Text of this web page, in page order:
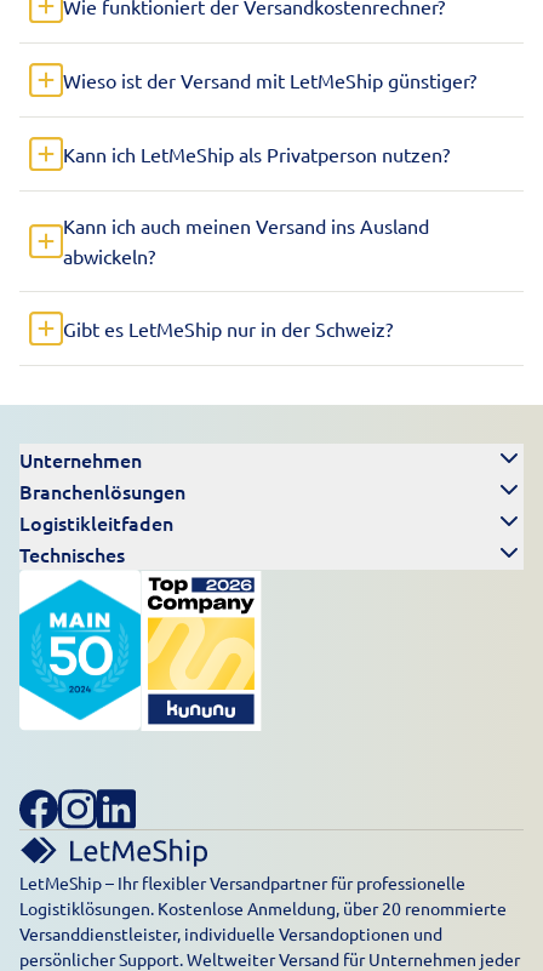
Wie funktioniert der Versandkostenrechner?
Wieso ist der Versand mit LetMeShip günstiger?
Kann ich LetMeShip als Privatperson nutzen?
Kann ich auch meinen Versand ins Ausland
abwickeln?
Gibt es LetMeShip nur in der Schweiz?
Unternehmen
Branchenlösungen
Logistikleitfaden
Technisches
LetMeShip – Ihr flexibler Versandpartner für professionelle
Logistiklösungen. Kostenlose Anmeldung, über 20 renommierte
Versanddienstleister, individuelle Versandoptionen und
persönlicher Support. Weltweiter Versand für Unternehmen jeder